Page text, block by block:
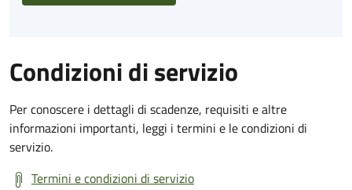
Condizioni di servizio
Per conoscere i dettagli di scadenze, requisiti e altre
informazioni importanti, leggi i termini e le condizioni di
servizio.
Termini e condizioni di servizio